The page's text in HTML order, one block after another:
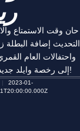
حان وقت الاستمتاع
التحديث إضافة البطلة
إلى رخصة وايلد جديدة، وغير ذلك الكثير! مرحبًا بكم في التحديث رقم 4.0!
2023-01-